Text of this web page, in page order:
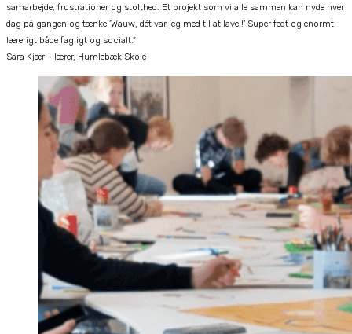
samarbejde, frustrationer og stolthed. Et projekt som vi alle sammen kan nyde hver
dag på gangen og tænke ’Wauw, dét var jeg med til at lave!!’ Super fedt og enormt
lærerigt både fagligt og socialt.”
Sara Kjær - lærer, Humlebæk Skole